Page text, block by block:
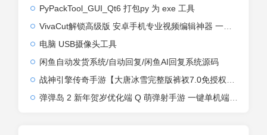
PyPackTool_GUI_Qt6 打包py 为 exe 工具
VivaCut解锁高级版 安卓手机专业视频编辑神器 一键式AI加持
电脑 USB摄像头工具
闲鱼自动发货系统/自动回复/闲鱼AI回复系统源码
战神引擎传奇手游【大唐冰雪完整版裤衩7.0免授权】2026整理特色服务端+寒冬之城+万象古城+天威大陆+大唐盛世【站长亲测】
弹弹岛 2 新年贺岁优化端 Q 萌弹射手游 一键单机端 + Linux 手工端 + GM 后台 + 安卓 iOS 双端带教程